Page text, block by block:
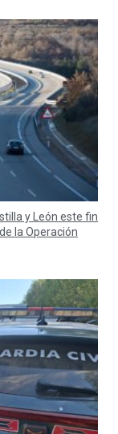
y León este fin
la Operación